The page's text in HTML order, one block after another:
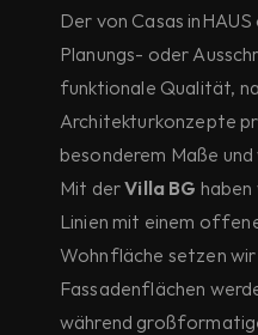
Der von Casas
Planungs- oder
funktionale Qualität,
Architekturkonzepte
besonderem Maße
Mit derVilla BG
Linien mit einem
Wohnfläche setzen
Fassadenflächen
während